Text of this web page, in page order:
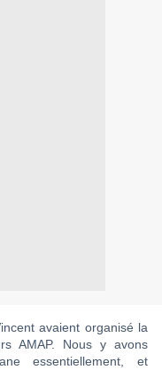
avaient organisé la
AMAP. Nous y avons
essentiellement, et